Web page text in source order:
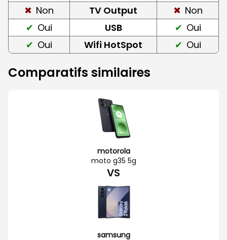
Non
TV Output
Non
Oui
USB
Oui
Oui
Wifi HotSpot Oui
Comparatifs similaires
motorola
moto g35 5g
VS
samsung